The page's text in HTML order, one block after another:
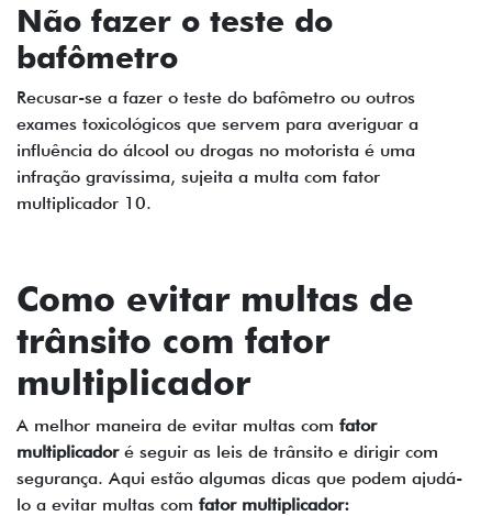
Não fazer o teste do
bafômetro
Recusar-se a fazer o teste do bafômetro ou outros
exames toxicológicos que servem para averiguar a
influência do álcool ou drogas no motorista é uma
infração gravíssima, sujeita a multa com fator
multiplicador 10.
Como evitar multas de
trânsito com fator
multiplicador
A melhor maneira de evitar multas com fator
multiplicadoré seguir as leis de trânsito e dirigir com
segurança. Aqui estão algumas dicas que podem ajudá-
lo a evitar multas com fator multiplicador: